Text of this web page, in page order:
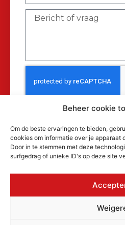
Beheer cookie
Om de beste ervaringen te bieden,
cookies om informatie over je apparaat
Door in te stemmen met deze
surfgedrag of unieke ID's op deze site
Verzenden
© 2026 MAKRA Benelux,